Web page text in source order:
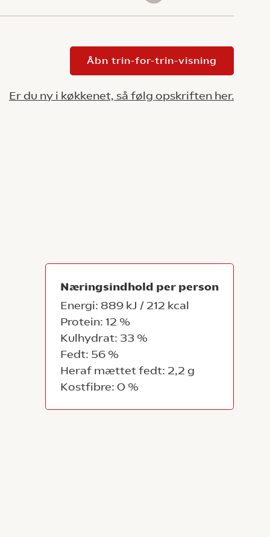
Åbn trin-for-trin-visning
Er du ny i køkkenet, så følg opskriften her.
Næringsindhold per person
Energi: 889 kJ / 212 kcal
Protein: 12 %
Kulhydrat: 33 %
Fedt: 56 %
Heraf mættet fedt: 2,2 g
Kostfibre: 0 %